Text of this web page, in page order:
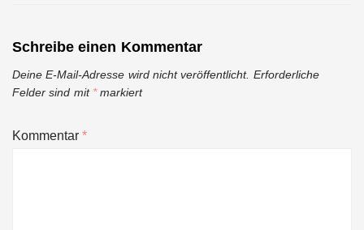
Schreibe einen Kommentar
Deine E-Mail-Adresse wird nicht veröffentlicht. Erforderliche
Felder sind mit *markiert
Kommentar*